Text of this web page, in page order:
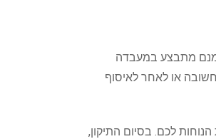
אמנם מתבצע במעבדה
או לאחר לאיסוף
לכם. בסיום התיקון,